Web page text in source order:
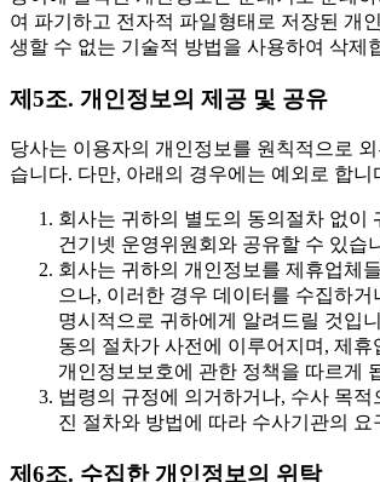
여 파기하고 전자적 파일형태로 저장된 개
생할 수 없는 기술적 방법을 사용하여 삭제
제5조. 개인정보의 제공 및 공유
당사는 이용자의 개인정보를 원칙적으로
습니다. 다만, 아래의 경우에는 예외로 합니
회사는 귀하의 별도의 동의절차 없이
건기넷 운영위원회와 공유할 수 있습
회사는 귀하의 개인정보를 제휴업체
으나, 이러한 경우 데이터를 수집하거
명시적으로 귀하에게 알려드릴 것입
동의 절차가 사전에 이루어지며, 제휴
개인정보보호에 관한 정책을 따르게
법령의 규정에 의거하거나, 수사 목적
진 절차와 방법에 따라 수사기관의 요
제6조. 수집한 개인정보의 위탁